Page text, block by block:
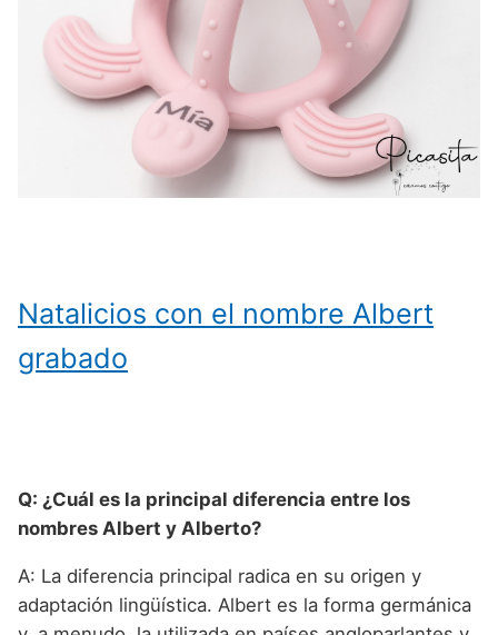
Natalicios con el nombre Albert
grabado
Q: ¿Cuál es la principal diferencia entre los
nombres Albert y Alberto?
A: La diferencia principal radica en su origen y
adaptación lingüística. Albert es la forma germánica